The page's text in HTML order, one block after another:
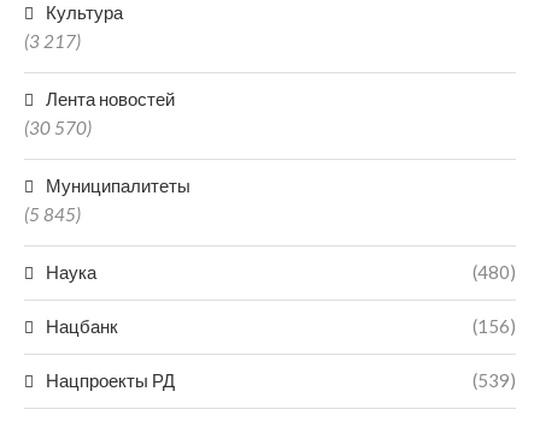
Культура
(3 217)
Лента новостей
(30 570)
Муниципалитеты
(5 845)
Наука (480)
Нацбанк (156)
Нацпроекты РД (539)